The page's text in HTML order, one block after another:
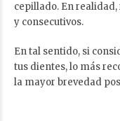
cepillado. En
y consecutivos.
En tal sentido, si
tus dientes, lo más
la mayor brevedad